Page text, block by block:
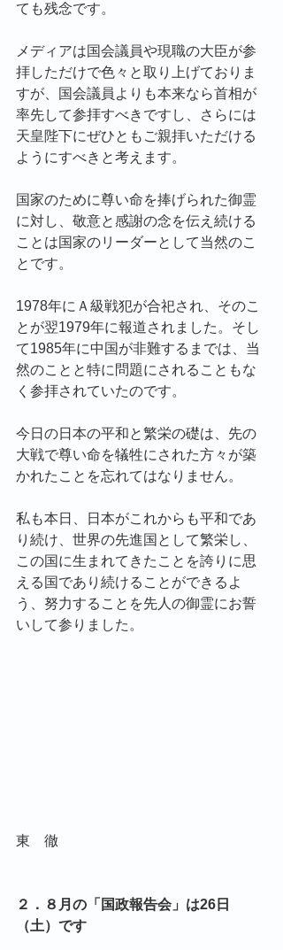
ても残念です。
メディアは国会議員や現職の大臣が参
拝しただけで色々と取り上げておりま
すが、国会議員よりも本来なら首相が
率先して参拝すべきですし、さらには
天皇陛下にぜひともご親拝いただける
ようにすべきと考えます。
国家のために尊い命を捧げられた御霊
に対し、敬意と感謝の念を伝え続ける
ことは国家のリーダーとして当然のこ
とです。
1978年にＡ級戦犯が合祀され、そのこ
とが翌1979年に報道されました。そし
て1985年に中国が非難するまでは、当
然のことと特に問題にされることもな
く参拝されていたのです。
今日の日本の平和と繁栄の礎は、先の
大戦で尊い命を犠牲にされた方々が築
かれたことを忘れてはなりません。
私も本日、日本がこれからも平和であ
り続け、世界の先進国として繁栄し、
この国に生まれてきたことを誇りに思
える国であり続けることができるよ
う、努力することを先人の御霊にお誓
いして参りました。
東　徹
２．８月の「国政報告会」は26日
（土）です